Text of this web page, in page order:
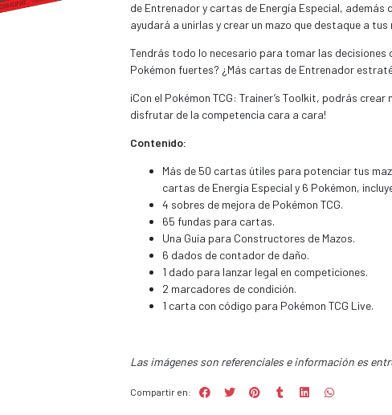
de Entrenador y cartas de Energía Especial, además
ayudará a unirlas y crear un mazo que destaque a tus
Tendrás todo lo necesario para tomar las
Pokémon fuertes? ¿Más cartas de Entrenador
¡Con el Pokémon TCG: Trainer’s Toolkit, podrás
disfrutar de la competencia cara a cara!
Contenido:
Más de 50 cartas útiles para potenciar tus
cartas de Energía Especial y 6 Pokémon,
4 sobres de mejora de Pokémon TCG.
65 fundas para cartas.
Una Guía para Constructores de Mazos.
6 dados de contador de daño.
1 dado para lanzar legal en competiciones.
2 marcadores de condición.
1 carta con código para Pokémon TCG Live.
Las imágenes son referenciales e información es
Compartir en: